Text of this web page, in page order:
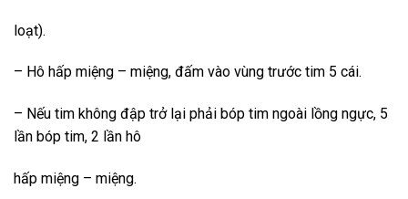
loạt).
– Hô hấp miệng – miệng, đấm vào vùng trước tim 5 cái.
– Nếu tim không đập trở lại phải bóp tim ngoài lồng ngực, 5
lần bóp tim, 2 lần hô
hấp miệng – miệng.